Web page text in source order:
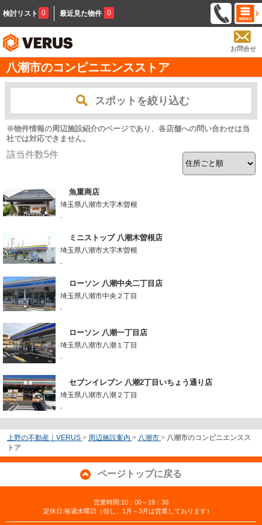
検討リスト 0 最近見た物件 0
お問合せ
八潮市のコンビニエンスストア
スポットを絞り込む
※物件情報の周辺施設紹介のページであり、各店舗への問い合わせは当
社では対応できません。
該当件数5件
魚重商店
埼玉県八潮市大字木曽根
-
ミニストップ 八潮木曽根店
埼玉県八潮市大字木曽根
-
ローソン 八潮中央二丁目店
埼玉県八潮市中央２丁目
-
ローソン 八潮一丁目店
埼玉県八潮市八潮１丁目
-
セブンイレブン 八潮2丁目いちょう通り店
埼玉県八潮市八潮２丁目
-
上野の不動産｜VERUS > 周辺施設案内 > 八潮市 > 八潮市のコンビニエンスス
トア
ページトップに戻る
営業時間:10：00～19：30
定休日:毎週水曜日（但し、1月～3月は営業しております）